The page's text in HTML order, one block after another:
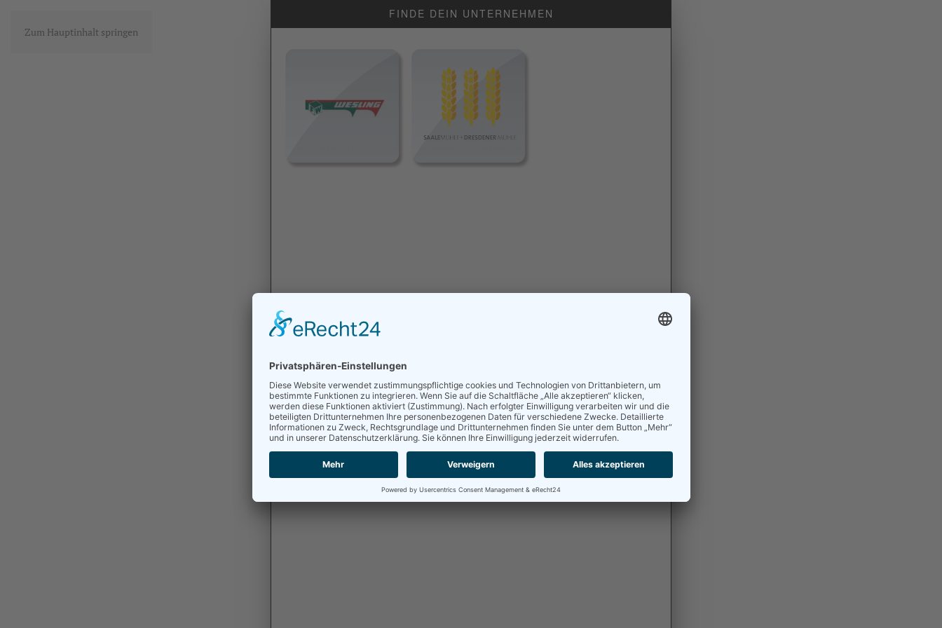
Zum Hauptinhalt springen
FINDE DEIN UNTERNEHMEN